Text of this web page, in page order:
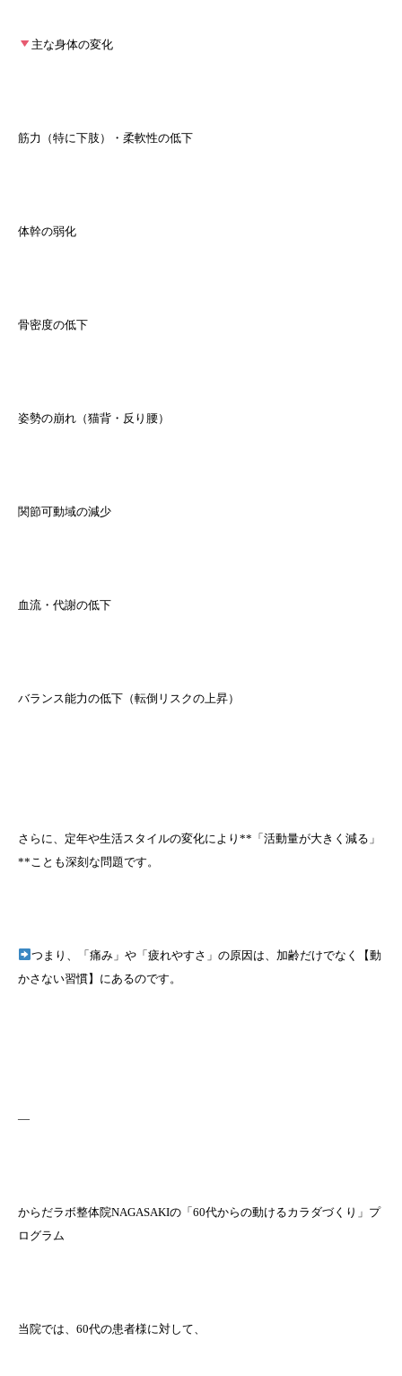
主な身体の変化
筋力（特に下肢）・柔軟性の低下
体幹の弱化
骨密度の低下
姿勢の崩れ（猫背・反り腰）
関節可動域の減少
血流・代謝の低下
バランス能力の低下（転倒リスクの上昇）
さらに、定年や生活スタイルの変化により**「活動量が大きく減る」
**ことも深刻な問題です。
つまり、「痛み」や「疲れやすさ」の原因は、加齢だけでなく【動
かさない習慣】にあるのです。
—
からだラボ整体院NAGASAKIの「60代からの動けるカラダづくり」プ
ログラム
当院では、60代の患者様に対して、